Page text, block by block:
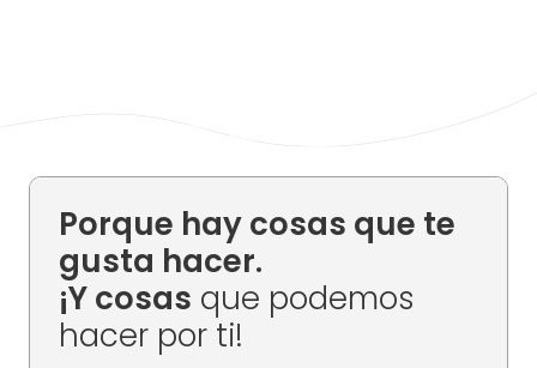
Porque hay cosas que te
gusta hacer.
¡Y cosas que podemos
hacer por ti!